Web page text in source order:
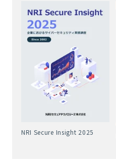
NRI Secure Insight 2025